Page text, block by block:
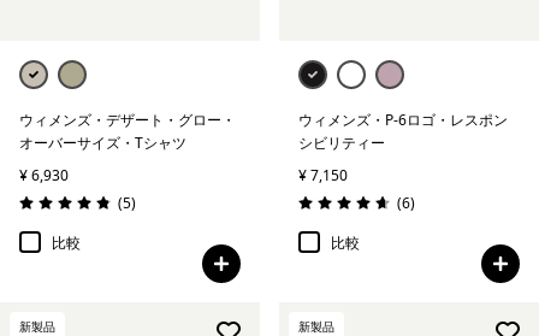
ウィメンズ・デザート・グロー・
オーバーサイズ・Tシャツ
¥ 6,930
評価: 4.8 / 5
(5レビュー
)
比較
ウィメンズ・P-6ロゴ・レスポン
シビリティー
¥ 7,150
評価: 4.7 / 5
(6レビュー
)
比較
新製品 新製品